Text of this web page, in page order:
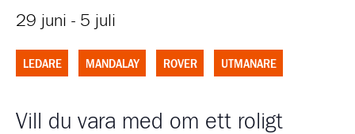
29 juni - 5 juli
LEDARE MANDALAY ROVER UTMANARE
Vill du vara med om ett roligt